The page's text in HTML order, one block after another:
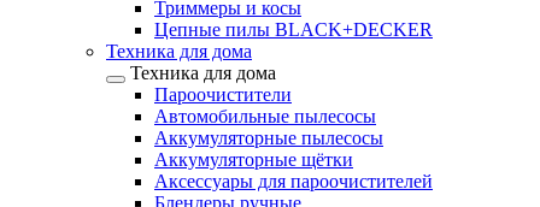
Триммеры и косы
Цепные пилы BLACK+DECKER
Техника для дома
Техника для дома
Пароочистители
Автомобильные пылесосы
Аккумуляторные пылесосы
Аккумуляторные щётки
Аксессуары для пароочистителей
Блендеры ручные